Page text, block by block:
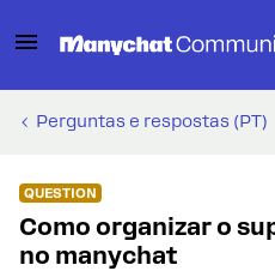
Perguntas e respostas (PT)
QUESTION
Como organizar o
no manychat